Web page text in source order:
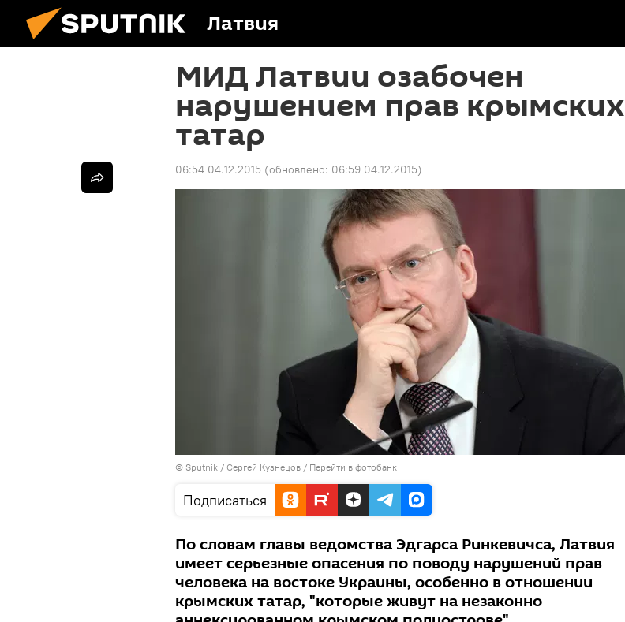
Латвия
МИД Латвии озабочен
нарушением прав крымских
татар
06:54 04.12.2015 (обновлено: 06:59 04.12.2015)
© Sputnik / Сергей Кузнецов / Перейти в фотобанк
Подписаться
По словам главы ведомства Эдгарса Ринкевичса, Латвия
имеет серьезные опасения по поводу нарушений прав
человека на востоке Украины, особенно в отношении
крымских татар, "которые живут на незаконно